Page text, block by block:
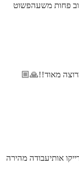
פחות משעהפשוט
מאוד!!🙏🏼
אותיעבודה מהירה